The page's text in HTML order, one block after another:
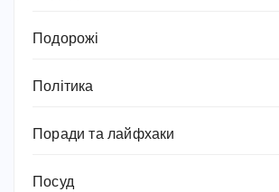
Подорожі
Політика
Поради та лайфхаки
Посуд